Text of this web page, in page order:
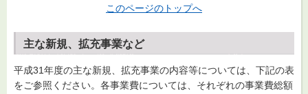
このページのトップへ
主な新規、拡充事業など
平成31年度の主な新規、拡充事業の内容等については、下記の表
をご参照ください。各事業費については、それぞれの事業費総額